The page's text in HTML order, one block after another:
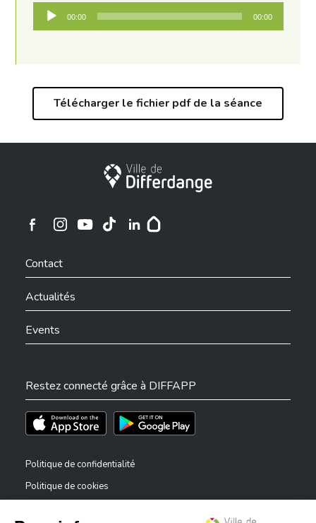
Lecteur
audio
00:00 00:00
Télécharger le fichier pdf de la séance
Ville de Differdange
Ville de Differdange sur Instagram
Contact
Actualités
Events
Restez connecté grâce à DIFFAPP
Téléchargez l'app sur l'App StoreTéléchargez l'app sur Play Store
Politique de confidentialité
Politique de cookies